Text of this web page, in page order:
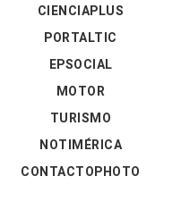
CIENCIAPLUS
PORTALTIC
EPSOCIAL
MOTOR
TURISMO
NOTIMÉRICA
CONTACTOPHOTO